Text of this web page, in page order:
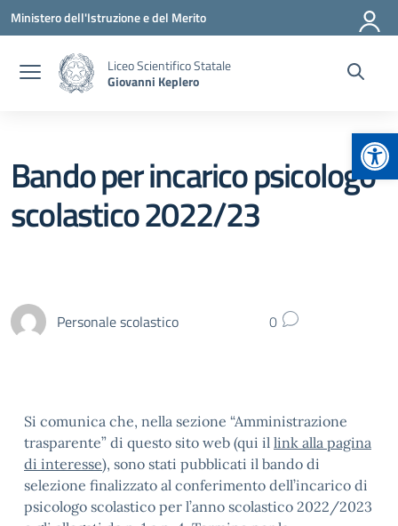
Vai ai contenuti
Vai al menu di navigazione
Vai al footer
Ministero dell'Istruzione e del Merito
Liceo Scientifico Statale
Giovanni Keplero
Bando per incarico psicologo
scolastico 2022/23
Personale scolastico 0
Si comunica che, nella sezione “Amministrazione
trasparente” di questo sito web (qui il link alla pagina
di interesse), sono stati pubblicati il bando di
selezione finalizzato al conferimento dell’incarico di
psicologo scolastico per l’anno scolastico 2022/2023